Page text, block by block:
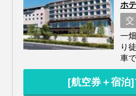
ホ
一
り
車
[航空券＋宿泊